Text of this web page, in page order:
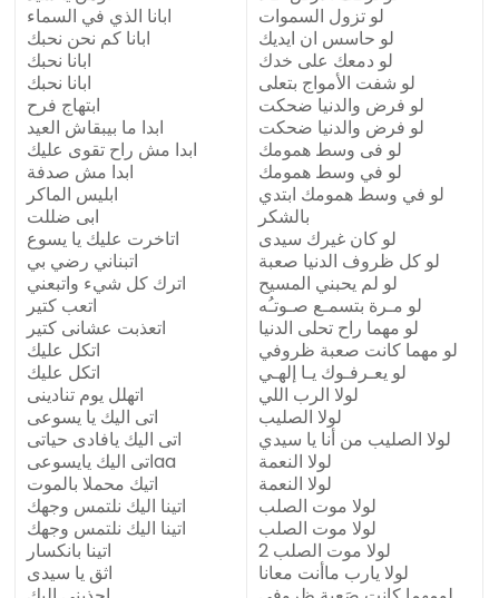
ابانا الذي في السماء
ابانا كم نحن نحبك
ابانا نحبك
ابانا نحبك
ابتهاج فرح
ابدا ما بيبقاش العيد
ابدا مش راح تقوى عليك
ابدا مش صدفة
ابليس الماكر
ابى ضللت
اتاخرت عليك يا يسوع
اتبناني رضي بي
اترك كل شيء واتبعني
اتعب كتير
اتعذبت عشانى كتير
اتكل عليك
اتكل عليك
اتهلل يوم تنادينى
اتى اليك يا يسوعى
اتى اليك يافادى حياتى
اتى اليك يايسوعىaa
اتيك محملا بالموت
اتينا اليك نلتمس وجهك
اتينا اليك نلتمس وجهك
اتينا بانكسار
اثق يا سيدى
لو تزول السموات
لو حاسس ان ايديك
لو دمعك على خدك
لو شفت الأمواج بتعلى
لو فرض والدنيا ضحكت
لو فرض والدنيا ضحكت
لو فى وسط همومك
لو في وسط همومك
لو في وسط همومك ابتدي
بالشكر
لو كان غيرك سيدى
لو كل ظروف الدنيا صعبة
لو لم يحبني المسيح
لو مـرة بتسمـع صـوتـُه
لو مهما راح تحلى الدنيا
لو مهما كانت صعبة ظروفي
لو يعـرفـوك يـا إلهـي
لولا الرب اللي
لولا الصليب
لولا الصليب من أنا يا سيدي
لولا النعمة
لولا النعمة
لولا موت الصلب
لولا موت الصلب
لولا موت الصلب 2
لولا يارب ماأنت معانا